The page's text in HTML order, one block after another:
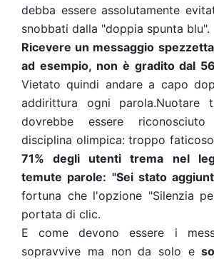
debba essere assolutamente
snobbati dalla "doppia spunta blu".
Ricevere un messaggio
ad esempio, non è gradito dal
Vietato quindi andare a capo
addirittura ogni parola.Nuotare
dovrebbe essere
disciplina olimpica: troppo
71% degli utenti trema nel
temute parole: "Sei stato
fortuna che l'opzione "Silenzia
portata di clic.
E come devono essere i
sopravvive ma non da solo e